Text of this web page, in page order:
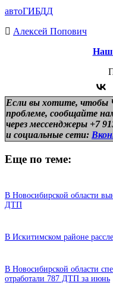
автоГИБДД
Алексей Попович
Наш
Если вы хотите,
проблеме, сообщайте
через мессенджеры +7
и социальные сети:
Еще по теме:
В Новосибирской области
ДТП
В Искитимском районе
В Новосибирской области
отработали 787 ДТП за июнь